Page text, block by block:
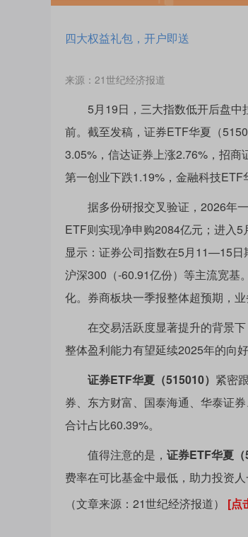
四大权益礼包，开户即送
来源：21世纪经济报道
5月19日，三大指数低开后盘中
前。截至发稿，证券ETF华夏（
3.05%，信达证券上涨2.76%，招商
第一创业下跌1.19%，金融科技ETF
据多份研报交叉验证，2026年一
ETF则实现净申购2084亿元；进入
显示：证券公司指数在5月11—15日
沪深300（-60.91亿份）等主流宽基
化。券商板块一季报整体超预期，
在交易活跃度显著提升的背景下
整体盈利能力有望延续2025年的向好
证券ETF华夏（515010） 紧密
券、东方财富、国泰海通、华泰证
合计占比60.39%。
值得注意的是， 证券ETF华夏
费率在可比基金中最低，助力投资人
（文章来源：21世纪经济报道） [点